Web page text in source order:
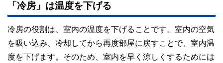
「冷房」は温度を下げる
冷房の役割は、室内の温度を下げることです。室内の空気
を吸い込み、冷却してから再度部屋に戻すことで、室内温
度を下げます。そのため、室内を早く涼しくするためには